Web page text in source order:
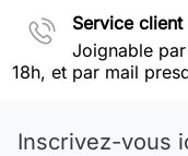
Service
Joignable
18h, et par mail
Inscrivez-vous